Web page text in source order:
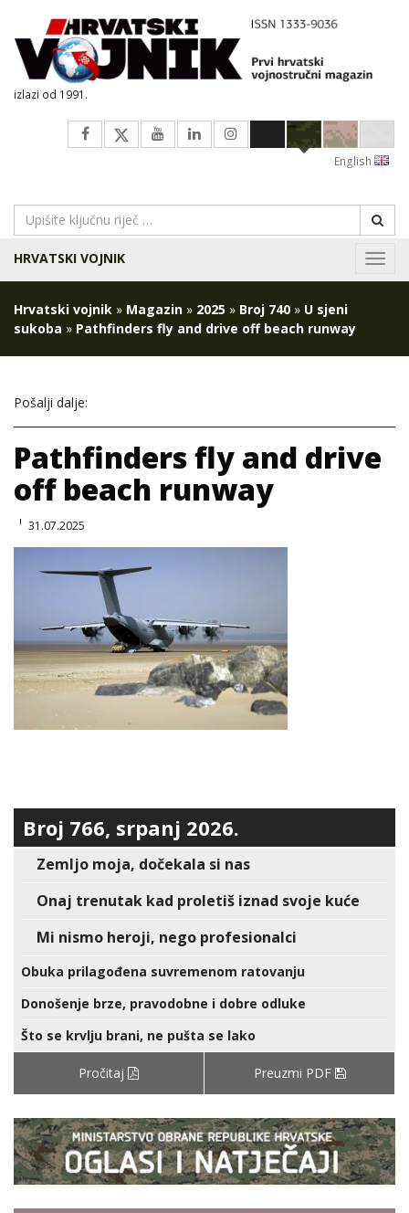
izlazi od 1991.
English
HRVATSKI VOJNIK
Hrvatski vojnik » Magazin » 2025 » Broj 740 » U sjeni
sukoba » Pathfinders fly and drive off beach runway
Pošalji dalje:
Pathfinders fly and drive
off beach runway
31.07.2025
Broj 766, srpanj 2026.
Zemljo moja, dočekala si nas
Onaj trenutak kad proletiš iznad svoje kuće
Mi nismo heroji, nego profesionalci
Obuka prilagođena suvremenom ratovanju
Donošenje brze, pravodobne i dobre odluke
Što se krvlju brani, ne pušta se lako
Pročitaj Preuzmi PDF